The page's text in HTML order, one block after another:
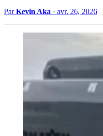
ParKevin Aka · avr. 26, 2026